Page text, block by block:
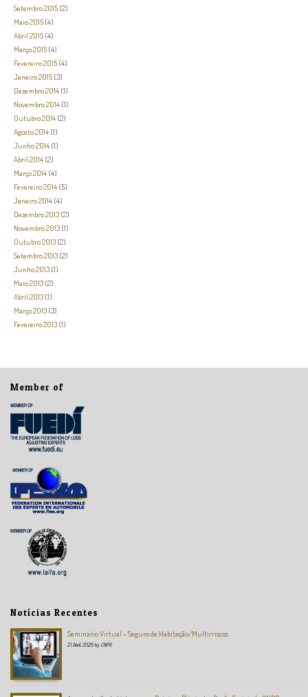
Setembro 2015 (2)
Maio 2015 (4)
Abril 2015 (4)
Março 2015 (4)
Fevereiro 2015 (4)
Janeiro 2015 (3)
Dezembro 2014 (1)
Novembro 2014 (1)
Outubro 2014 (2)
Agosto 2014 (1)
Junho 2014 (1)
Abril 2014 (2)
Março 2014 (4)
Fevereiro 2014 (5)
Janeiro 2014 (4)
Dezembro 2013 (2)
Novembro 2013 (1)
Outubro 2013 (2)
Setembro 2013 (2)
Junho 2013 (1)
Maio 2013 (2)
Abril 2013 (1)
Março 2013 (3)
Fevereiro 2013 (1)
Member of
Notícias Recentes
Seminário Virtual – Seguro de Habitação/Multirriscos
21 Abril, 2026 by CNPR